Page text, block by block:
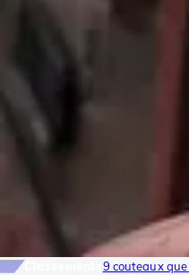
9 couteaux